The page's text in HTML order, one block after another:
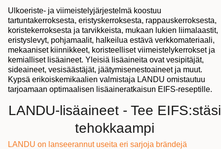
Ulkoeriste- ja viimeistelyjärjestelmä koostuu
tartuntakerroksesta, eristyskerroksesta, rappauskerroksesta,
koristekerroksesta ja tarvikkeista, mukaan lukien liimalaastit,
eristyslevyt, pohjamaalit, halkeilua estävä verkkomateriaali,
mekaaniset kiinnikkeet, koristeelliset viimeistelykerrokset ja
kemialliset lisäaineet. Yleisiä lisäaineita ovat vesipitäjät,
sideaineet, vesisäästäjät, jäätymisenestoaineet ja muut.
Kypsä erikoiskemikaalien valmistaja LANDU omistautuu
tarjoamaan optimaalisen lisäaineratkaisun EIFS-reseptille.
LANDU-lisäaineet - Tee EIFS:stäsi
tehokkaampi
LANDU on lanseerannut useita eri sarjoja brändejä